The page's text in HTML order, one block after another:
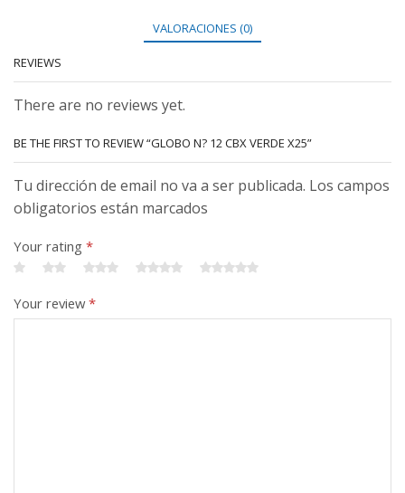
VALORACIONES (0)
REVIEWS
There are no reviews yet.
BE THE FIRST TO REVIEW “GLOBO N? 12 CBX VERDE X25”
Tu dirección de email no va a ser publicada. Los campos
obligatorios están marcados
Your rating *
Your review*